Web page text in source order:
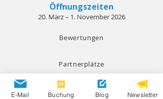
Öffnungszeiten
20. März – 1. November 2026
Bewertungen
Partnerplätze
Umweltschutz
E-Mail Buchung Blog Newsletter